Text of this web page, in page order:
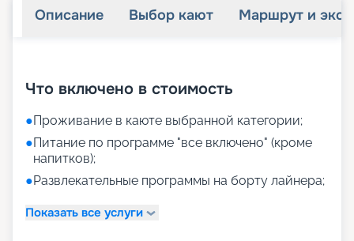
Описание Выбор кают Маршрут и
Что включено в стоимость
●Проживание в каюте выбранной категории;
●Питание по программе "все включено" (кроме
напитков);
●Развлекательные программы на борту лайнера;
Показать все услуги